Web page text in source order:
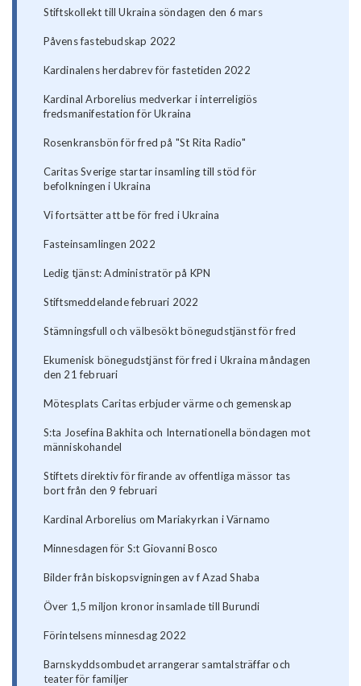
Stiftskollekt till Ukraina söndagen den 6 mars
Påvens fastebudskap 2022
Kardinalens herdabrev för fastetiden 2022
Kardinal Arborelius medverkar i interreligiös
fredsmanifestation för Ukraina
Rosenkransbön för fred på "St Rita Radio"
Caritas Sverige startar insamling till stöd för
befolkningen i Ukraina
Vi fortsätter att be för fred i Ukraina
Fasteinsamlingen 2022
Ledig tjänst: Administratör på KPN
Stiftsmeddelande februari 2022
Stämningsfull och välbesökt bönegudstjänst för fred
Ekumenisk bönegudstjänst för fred i Ukraina måndagen
den 21 februari
Mötesplats Caritas erbjuder värme och gemenskap
S:ta Josefina Bakhita och Internationella böndagen mot
människohandel
Stiftets direktiv för firande av offentliga mässor tas
bort från den 9 februari
Kardinal Arborelius om Mariakyrkan i Värnamo
Minnesdagen för S:t Giovanni Bosco
Bilder från biskopsvigningen av f Azad Shaba
Över 1,5 miljon kronor insamlade till Burundi
Förintelsens minnesdag 2022
Barnskyddsombudet arrangerar samtalsträffar och
teater för familjer